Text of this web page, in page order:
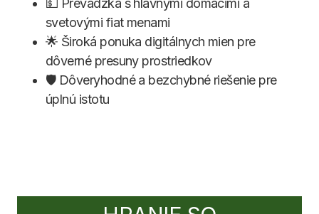
💵 Prevádzka s hlavnými domácimi a
svetovými fiat menami
🌟 Široká ponuka digitálnych mien pre
dôverné presuny prostriedkov
🛡️ Dôveryhodné a bezchybné riešenie pre
úplnú istotu